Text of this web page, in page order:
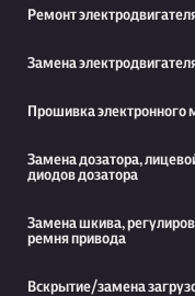
Ремонт
Замена
Прошивка электронного
Замена дозатора,
диодов дозатора
Замена шкива,
ремня привода
Вскрытие/замена